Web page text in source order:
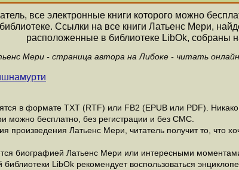
все электронные книги которого можно
Ссылки на все книги Латьенс Мери,
расположенные в библиотеке LibOk, собраны
Мери - страница автора на Либоке - читать
в формате ТХТ (RTF) или FB2 (EPUB или PDF).
можно бесплатно, без регистрации и без СМС.
произведения Латьенс Мери, читатель получит то, что
биографией Латьенс Мери или интересными
LibOk рекомендует воспользоваться